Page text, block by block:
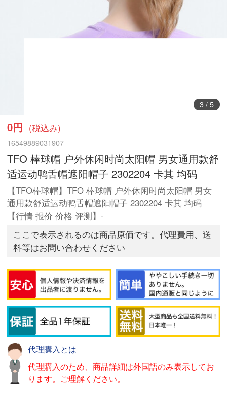
3/ 5
0円 (税込み)
16549889031907
TFO 棒球帽 户外休闲时尚太阳帽 男女通用款舒
适运动鸭舌帽遮阳帽子 2302204 卡其 均码
【TFO棒球帽】TFO 棒球帽 户外休闲时尚太阳帽 男女
通用款舒适运动鸭舌帽遮阳帽子 2302204 卡其 均码
【行情 报价 价格 评测】-
ここで表示されるのは商品原価です。代理費用、送
料等はお問い合わせください
代理購入とは
代理購入のため、商品詳細は外国語のみ表示してお
ります。ご理解ください。